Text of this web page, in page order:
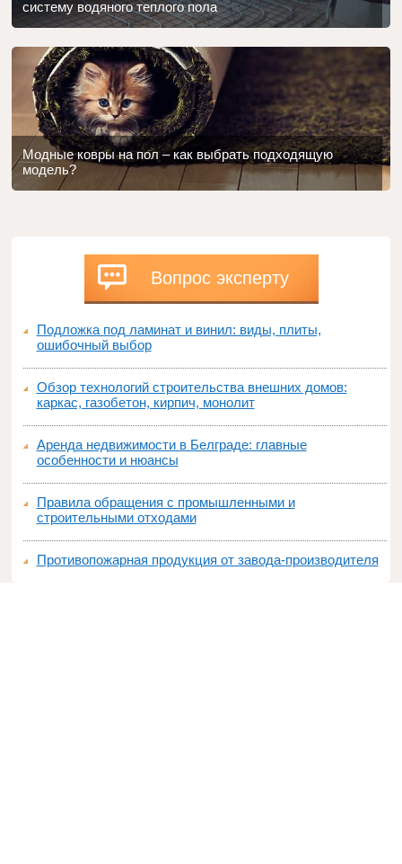
систему водяного теплого пола
Модные ковры на пол – как выбрать подходящую
модель?
Вопрос эксперту
Подложка под ламинат и винил: виды, плиты,
ошибочный выбор
Обзор технологий строительства внешних домов:
каркас, газобетон, кирпич, монолит
Аренда недвижимости в Белграде: главные
особенности и нюансы
Правила обращения с промышленными и
строительными отходами
Противопожарная продукция от завода-производителя